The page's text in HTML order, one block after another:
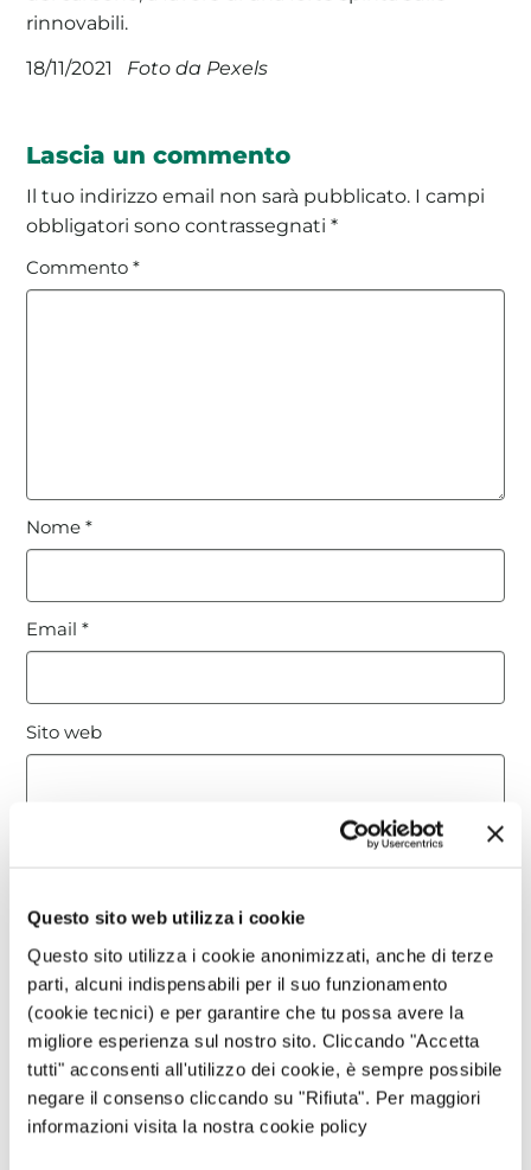
Questo sito web utilizza i cookie
Questo sito utilizza i cookie anonimizzati, anche di terze
parti, alcuni indispensabili per il suo funzionamento
(cookie tecnici) e per garantire che tu possa avere la
migliore esperienza sul nostro sito. Cliccando "Accetta
tutti" acconsenti all'utilizzo dei cookie, è sempre possibile
negare il consenso cliccando su "Rifiuta". Per maggiori
informazioni visita la nostra cookie policy
rinnovabili.
18/11/2021 Foto da Pexels
Lascia un commento
Il tuo indirizzo email non sarà pubblicato. I campi
obbligatori sono contrassegnati*
Commento*
Nome*
Email*
Sito web
Questo sito è protetto da reCAPTCHA, ed è soggetto alla
Avvertimi via email in caso di risposte al mio
commento.
Avvertimi via email alla pubblicazione di un nuovo
articolo.